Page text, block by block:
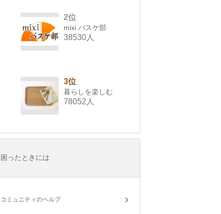
2位
mixi バスケ部
38530人
3位
暮らしを楽しむ
78052人
困ったときには
コミュニティのヘルプ